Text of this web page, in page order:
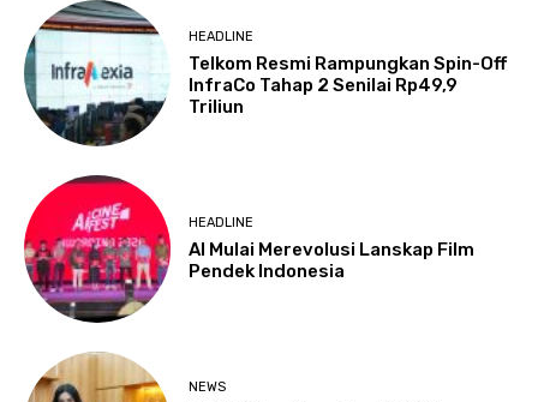
HEADLINE
Telkom Resmi Rampungkan Spin-Off
InfraCo Tahap 2 Senilai Rp49,9
Triliun
HEADLINE
AI Mulai Merevolusi Lanskap Film
Pendek Indonesia
NEWS